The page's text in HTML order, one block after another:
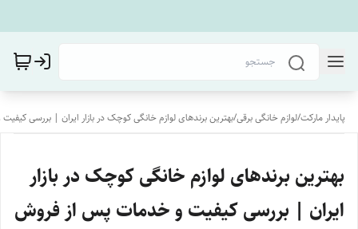
پایدار مارکت/لوازم خانگی برقی/بهترین برندهای لوازم خانگی کوچک در بازار ایران | بررسی
بهترین برندهای لوازم خانگی کوچک در بازار
ایران | بررسی کیفیت و خدمات پس از فروش